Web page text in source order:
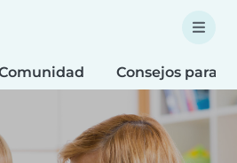
Consejos para